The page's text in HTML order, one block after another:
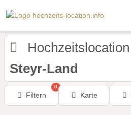
Hochzeitslocation
Steyr-Land
Filtern
0
Karte